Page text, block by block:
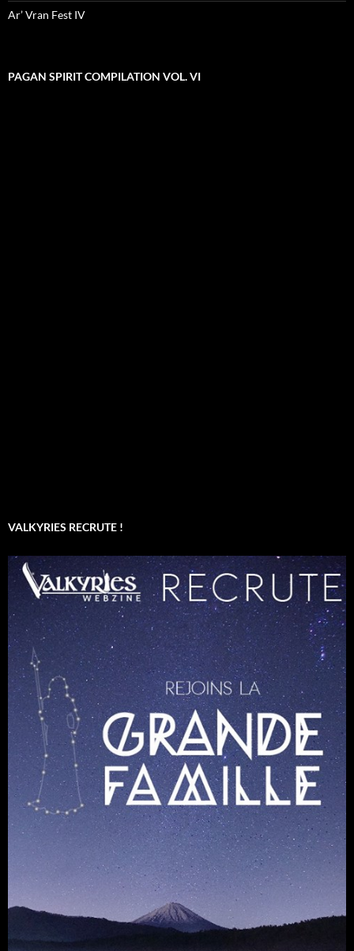
Ar’ Vran Fest IV
PAGAN SPIRIT COMPILATION VOL. VI
VALKYRIES RECRUTE !